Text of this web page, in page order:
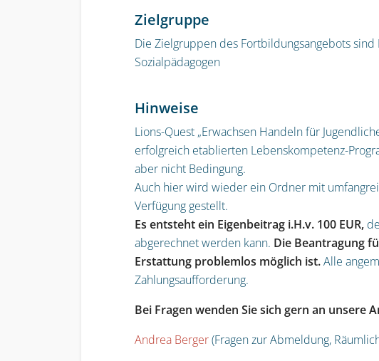
Zielgruppe
Die Zielgruppen des Fortbildungsangebots
Sozialpädagogen
Hinweise
Lions-Quest „Erwachsen Handelnfür
erfolgreich etablierten Lebenskompetenz-
aber nicht Bedingung.
Auch hier wird wieder ein Ordner mit
Verfügung gestellt.
Es entsteht ein Eigenbeitrag i.H.v. 100 EUR,
abgerechnet werden kann. Die Beantragung
Erstattung problemlos möglich ist.Alle
Zahlungsaufforderung.
Bei Fragen wenden Sie sich gern an unsere
Andrea Berger(Fragen zur Abmeldung,